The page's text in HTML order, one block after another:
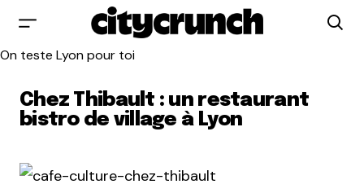
On teste Lyon pour toi
Chez Thibault : un restaurant
bistro de village à Lyon